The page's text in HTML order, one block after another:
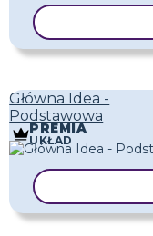
Główna Idea -
Podstawowa
PREMIA
UKŁAD